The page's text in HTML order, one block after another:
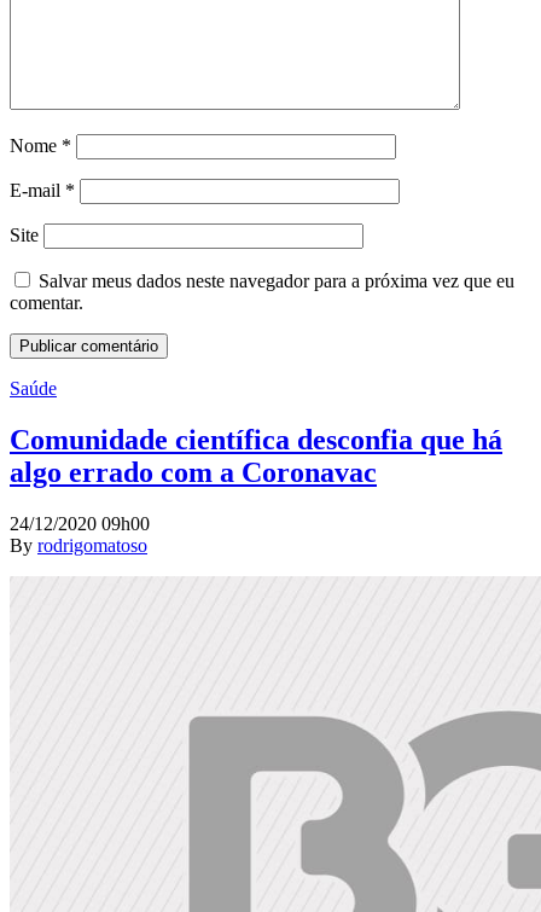
Nome *
E-mail *
Site
Salvar meus dados neste navegador para a próxima vez que eu
comentar.
Saúde
Comunidade científica desconfia que há
algo errado com a Coronavac
24/12/2020 09h00
By rodrigomatoso